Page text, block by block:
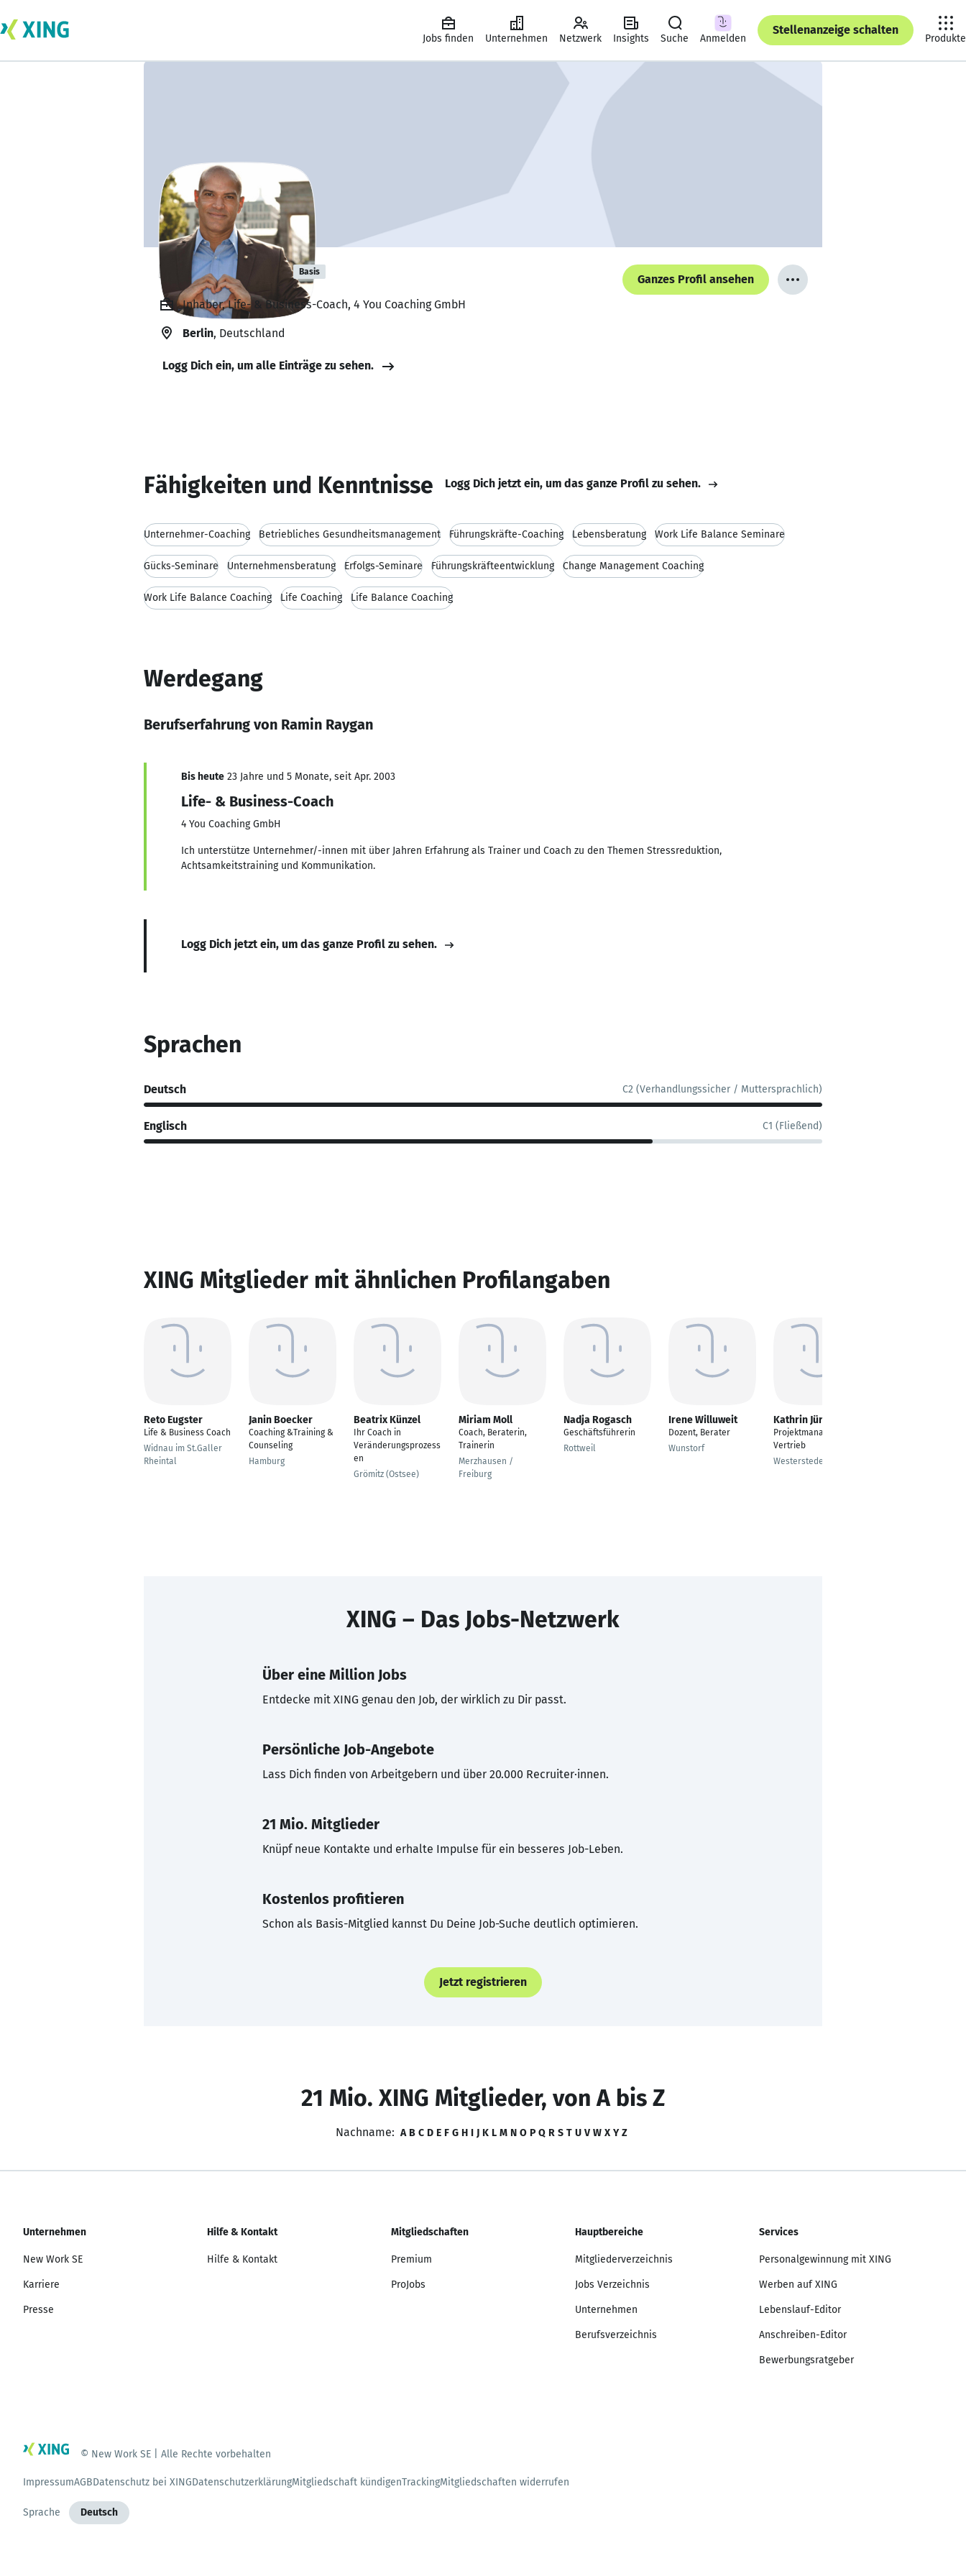
Jobs finden Unternehmen Netzwerk Insights Suche Anmelden
Stellenanzeige schalten
Produkte
Ramin Raygan Basis
Ganzes Profil ansehen
Inhaber, Life- & Business-Coach, 4 You Coaching GmbH
Berlin, Deutschland
Logg Dich ein, um alle Einträge zu sehen.
Fähigkeiten und Kenntnisse Logg Dich jetzt ein, um das ganze Profil zu sehen.
Unternehmer-Coaching Betriebliches Gesundheitsmanagement Führungskräfte-Coaching Lebensberatung Work Life Balance Seminare
Gücks-Seminare Unternehmensberatung Erfolgs-Seminare Führungskräfteentwicklung Change Management Coaching
Work Life Balance Coaching Life Coaching Life Balance Coaching
Werdegang
Berufserfahrung von Ramin Raygan
Bis heute 23 Jahre und 5 Monate, seit Apr. 2003
Life- & Business-Coach
4 You Coaching GmbH
Ich unterstütze Unternehmer/-innen mit über Jahren Erfahrung als Trainer und Coach zu den Themen Stressreduktion,
Achtsamkeitstraining und Kommunikation.
Logg Dich jetzt ein, um das ganze Profil zu sehen.
Sprachen
Deutsch C2 (Verhandlungssicher / Muttersprachlich)
Englisch C1 (Fließend)
XING Mitglieder mit ähnlichen Profilangaben
Reto Eugster
Life & Business Coach
Widnau im St.Galler
Rheintal
Janin Boecker
Coaching &Training &
Counseling
Hamburg
Beatrix Künzel
Ihr Coach in
Veränderungsprozess
en
Grömitz (Ostsee)
Miriam Moll
Coach, Beraterin,
Trainerin
Merzhausen /
Freiburg
Nadja Rogasch
Geschäftsführerin
Rottweil
Irene Willuweit
Dozent, Berater
Wunstorf
Kathrin Jürgens
Projektmanagerin und
Vertrieb
Westerstede
XING – Das Jobs-Netzwerk
Über eine Million Jobs
Entdecke mit XING genau den Job, der wirklich zu Dir passt.
Persönliche Job-Angebote
Lass Dich finden von Arbeitgebern und über 20.000 Recruiter·innen.
21 Mio. Mitglieder
Knüpf neue Kontakte und erhalte Impulse für ein besseres Job-Leben.
Kostenlos profitieren
Schon als Basis-Mitglied kannst Du Deine Job-Suche deutlich optimieren.
Jetzt registrieren
21 Mio. XING Mitglieder, von A bis Z
Nachname: A B C D E F G H I J K L M N O P Q R S T U V W X Y Z
Unternehmen
New Work SE
Karriere
Presse
Hilfe & Kontakt
Hilfe & Kontakt
Mitgliedschaften
Premium
ProJobs
Hauptbereiche
Mitgliederverzeichnis
Jobs Verzeichnis
Unternehmen
Berufsverzeichnis
Services
Personalgewinnung mit XING
Werben auf XING
Lebenslauf-Editor
Anschreiben-Editor
Bewerbungsratgeber
© New Work SE | Alle Rechte vorbehalten
ImpressumAGBDatenschutz bei XINGDatenschutzerklärungMitgliedschaft kündigenTrackingMitgliedschaften widerrufen
Sprache Deutsch